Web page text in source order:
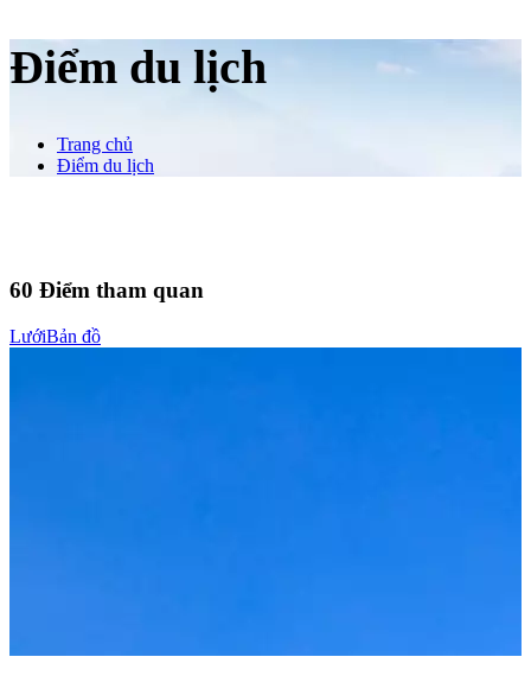
Điểm du lịch
Trang chủ
Điểm du lịch
60 Điểm tham quan
LướiBản đồ